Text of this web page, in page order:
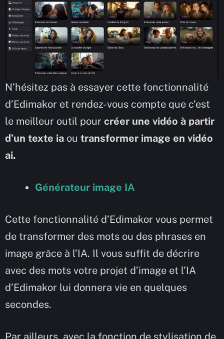
N’hésitez pas à essayer cette fonctionnalité
d’Edimakor et rendez-vous compte que c’est
le meilleur outil pour créer une vidéo à partir
d’un texte ia ou transformer image en vidéo
ai.
Générateur image IA
Cette fonctionnalité d’Edimakor vous permet
de transformer des mots ou des phrases en
image grâce à l’IA. Il vous suffit de décrire
avec des mots votre projet d’image et l’IA
d’Edimakor lui donnera vie en quelques
secondes.
Par ailleurs, avec la fonction de stylisation de